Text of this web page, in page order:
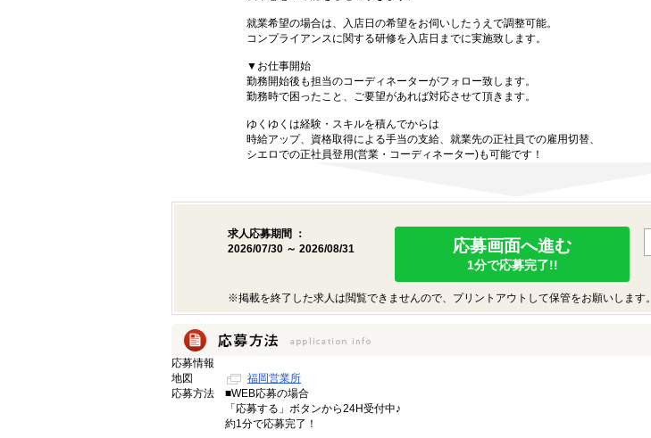
就業希望の場合は、入店日の希望をお伺いしたうえで調整可能。
コンプライアンスに関する研修を入店日までに実施致します。
▼お仕事開始
勤務開始後も担当のコーディネーターがフォロー致します。
勤務時で困ったこと、ご要望があれば対応させて頂きます。
ゆくゆくは経験・スキルを積んでからは
時給アップ、資格取得による手当の支給、就業先の正社員での雇用切替、
シエロでの正社員登用(営業・コーディネーター)も可能です！
求人応募期間 ：
2026/07/30 ～ 2026/08/31
応募画面へ進む
1分で応募完了!!
※掲載を終了した求人は閲覧できませんので、プリントアウトして保管をお願いします。
応募情報
地図
福岡営業所
応募方法
■WEB応募の場合
「応募する」ボタンから24H受付中♪
約1分で応募完了！